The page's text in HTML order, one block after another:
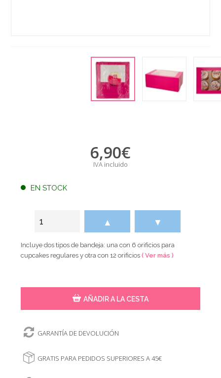
6,90€
IVA incluido
EN STOCK
▲ ▼
Incluye dos tipos de bandeja: una con 6 orificios para
cupcakes regulares y otra con 12 orificios( Ver más )
AÑADIR A LA CESTA
GARANTÍA DE DEVOLUCIÓN
GRATIS PARA PEDIDOS SUPERIORES A 45€